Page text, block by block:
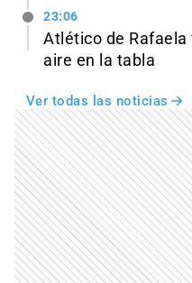
23:06
Atlético de
aire en la tabla
Ver todas las noticias